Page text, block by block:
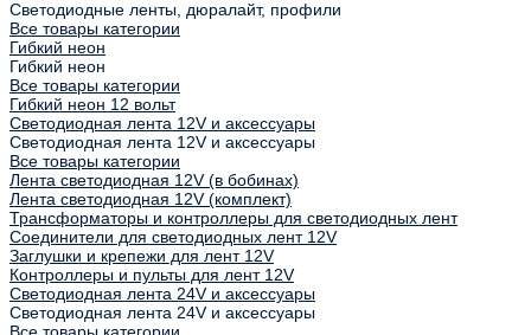
Светодиодные ленты, дюралайт, профили
Все товары категории
Гибкий неон
Гибкий неон
Все товары категории
Гибкий неон 12 вольт
Светодиодная лента 12V и аксессуары
Светодиодная лента 12V и аксессуары
Все товары категории
Лента светодиодная 12V (в бобинах)
Лента светодиодная 12V (комплект)
Трансформаторы и контроллеры для светодиодных лент
Соединители для светодиодных лент 12V
Заглушки и крепежи для лент 12V
Контроллеры и пульты для лент 12V
Светодиодная лента 24V и аксессуары
Светодиодная лента 24V и аксессуары